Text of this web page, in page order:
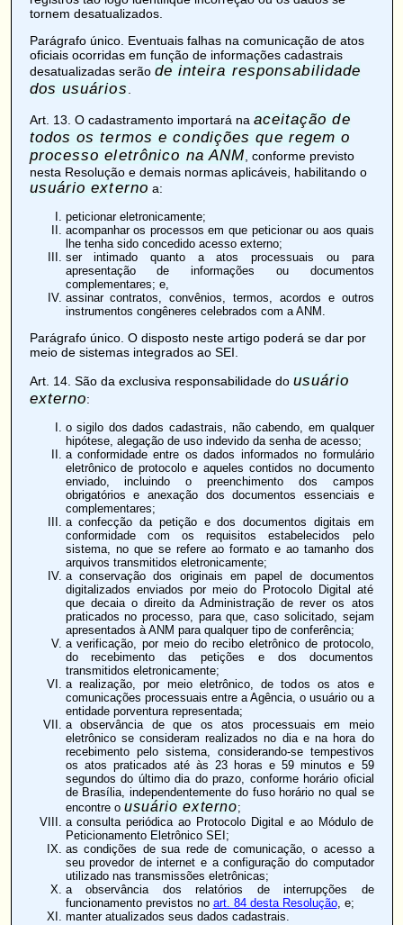
tornem desatualizados.
Parágrafo único. Eventuais falhas na comunicação de atos
oficiais ocorridas em função de informações cadastrais
desatualizadas serão de inteira responsabilidade
dos usuários.
Art. 13. O cadastramento importará na aceitação de
todos os termos e condições que regem o
processo eletrônico na ANM, conforme previsto
nesta Resolução e demais normas aplicáveis, habilitando o
usuário externo a:
peticionar eletronicamente;
acompanhar os processos em que peticionar ou aos quais
lhe tenha sido concedido acesso externo;
ser intimado quanto a atos processuais ou para
apresentação de informações ou documentos
complementares; e,
assinar contratos, convênios, termos, acordos e outros
instrumentos congêneres celebrados com a ANM.
Parágrafo único. O disposto neste artigo poderá se dar por
meio de sistemas integrados ao SEI.
Art. 14. São da exclusiva responsabilidade do usuário
externo:
o sigilo dos dados cadastrais, não cabendo, em qualquer
hipótese, alegação de uso indevido da senha de acesso;
a conformidade entre os dados informados no formulário
eletrônico de protocolo e aqueles contidos no documento
enviado, incluindo o preenchimento dos campos
obrigatórios e anexação dos documentos essenciais e
complementares;
a confecção da petição e dos documentos digitais em
conformidade com os requisitos estabelecidos pelo
sistema, no que se refere ao formato e ao tamanho dos
arquivos transmitidos eletronicamente;
a conservação dos originais em papel de documentos
digitalizados enviados por meio do Protocolo Digital até
que decaia o direito da Administração de rever os atos
praticados no processo, para que, caso solicitado, sejam
apresentados à ANM para qualquer tipo de conferência;
a verificação, por meio do recibo eletrônico de protocolo,
do recebimento das petições e dos documentos
transmitidos eletronicamente;
a realização, por meio eletrônico, de todos os atos e
comunicações processuais entre a Agência, o usuário ou a
entidade porventura representada;
a observância de que os atos processuais em meio
eletrônico se consideram realizados no dia e na hora do
recebimento pelo sistema, considerando-se tempestivos
os atos praticados até às 23 horas e 59 minutos e 59
segundos do último dia do prazo, conforme horário oficial
de Brasília, independentemente do fuso horário no qual se
encontre o usuário externo;
a consulta periódica ao Protocolo Digital e ao Módulo de
Peticionamento Eletrônico SEI;
as condições de sua rede de comunicação, o acesso a
seu provedor de internet e a configuração do computador
utilizado nas transmissões eletrônicas;
a observância dos relatórios de interrupções de
funcionamento previstos no art. 84 desta Resolução, e;
manter atualizados seus dados cadastrais.